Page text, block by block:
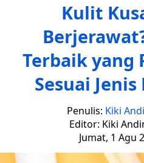
Kulit
Terbaik yang
Sesuai
Penulis: Kiki
Editor: Kiki
Jumat, 1 Agu